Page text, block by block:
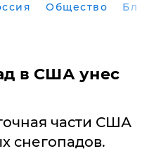
Общество
в США унес
части США
снегопадов.